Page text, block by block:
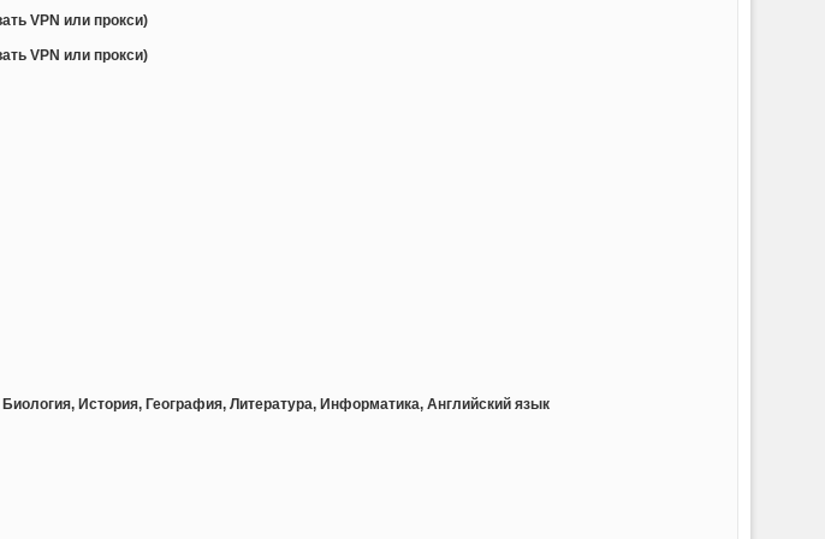
VPN или прокси)
VPN или прокси)
История, География, Литература, Информатика, Английский язык